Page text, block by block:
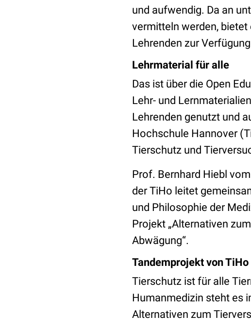
und aufwendig. Da an
vermitteln werden, bietet
Lehrenden zur
Lehrmaterial für alle
Das ist über die Open
Lehr- und
Lehrenden genutzt und
Hochschule Hannover
Tierschutz und
Prof. Bernhard Hiebl
der TiHo leitet
und Philosophie der
Projekt „Alternativen
Abwägung“.
Tandemprojekt von TiHo
Tierschutz ist für alle
Humanmedizin steht es
Alternativen zum